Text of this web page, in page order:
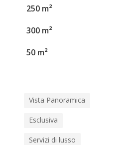
250 m²
300 m²
50 m²
Vista Panoramica
Esclusiva
Servizi di lusso